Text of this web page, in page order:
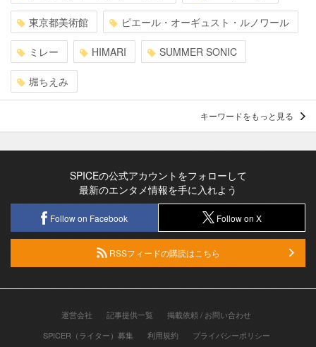
東京都美術館 ピエール・オーギュスト・ルノワール
ミレー HIMARI SUMMER SONIC
堀ちえみ
キーワードをもっと見る
SPICEの公式アカウントをフォローして
最新のエンタメ情報を手に入れよう
Follow on Facebook Follow on X
RSSフィードの購読はこちら
運営会社 記事提供一覧
掲載依頼 / お問い合わせ
SPICER（ライター）募集
利用規約 プライバシーポリシー